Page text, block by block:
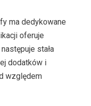
ma dedykowane
oferuje
stała
dodatków i
względem